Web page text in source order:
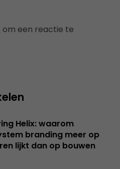
om een reactie te
Helix: waarom
branding meer op
lijkt dan op bouwen